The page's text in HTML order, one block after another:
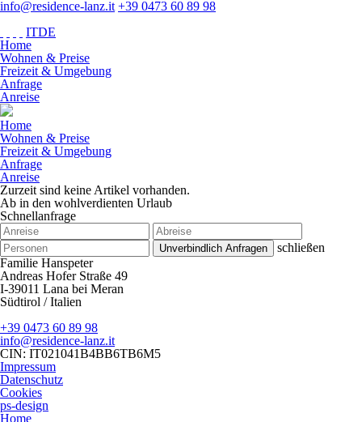
info@residence-lanz.it +39 0473 60 89 98
ITDE
Home
Wohnen & Preise
Freizeit & Umgebung
Anfrage
Anreise
Home
Wohnen & Preise
Freizeit & Umgebung
Anfrage
Anreise
Zurzeit sind keine Artikel vorhanden.
Ab in den wohlverdienten Urlaub
Schnellanfrage
schließen
Familie Hanspeter
Andreas Hofer Straße 49
I-39011 Lana bei Meran
Südtirol / Italien
+39 0473 60 89 98
info@residence-lanz.it
CIN: IT021041B4BB6TB6M5
Impressum
Datenschutz
Cookies
ps-design
Home